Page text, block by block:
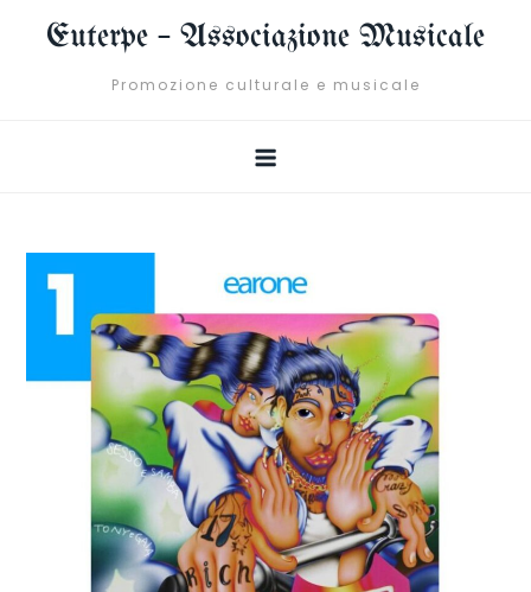
Euterpe – Associazione Musicale
Promozione culturale e musicale